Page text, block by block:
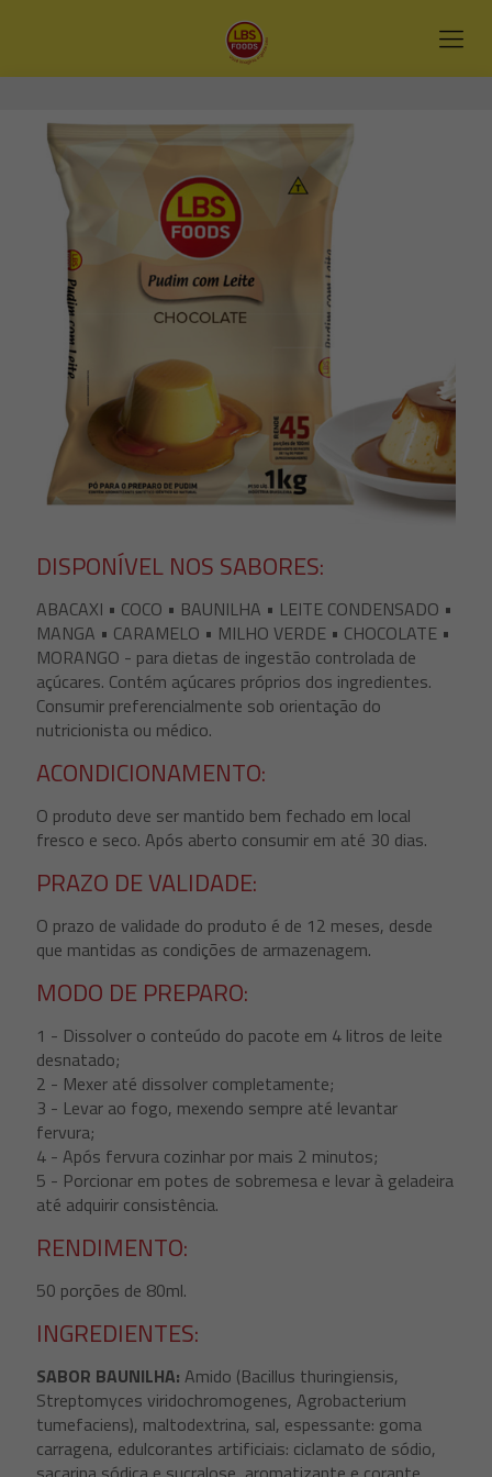
DISPONÍVEL NOS SABORES:
ABACAXI • COCO • BAUNILHA • LEITE CONDENSADO •
MANGA • CARAMELO • MILHO VERDE • CHOCOLATE •
MORANGO - para dietas de ingestão controlada de
açúcares. Contém açúcares próprios dos ingredientes.
Consumir preferencialmente sob orientação do
nutricionista ou médico.
ACONDICIONAMENTO:
O produto deve ser mantido bem fechado em local
fresco e seco. Após aberto consumir em até 30 dias.
PRAZO DE VALIDADE:
O prazo de validade do produto é de 12 meses, desde
que mantidas as condições de armazenagem.
MODO DE PREPARO:
1 - Dissolver o conteúdo do pacote em 4 litros de leite
desnatado;
2 - Mexer até dissolver completamente;
3 - Levar ao fogo, mexendo sempre até levantar
fervura;
4 - Após fervura cozinhar por mais 2 minutos;
5 - Porcionar em potes de sobremesa e levar à geladeira
até adquirir consistência.
RENDIMENTO:
50 porções de 80ml.
INGREDIENTES:
SABOR BAUNILHA: Amido (Bacillus thuringiensis,
Streptomyces viridochromogenes, Agrobacterium
tumefaciens), maltodextrina, sal, espessante: goma
carragena, edulcorantes artificiais: ciclamato de sódio,